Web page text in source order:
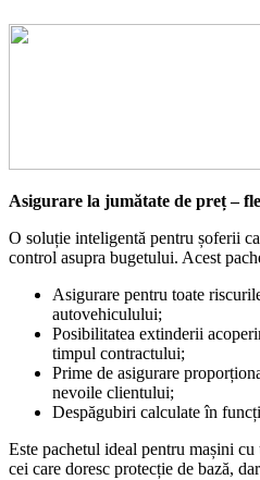
Asigurare la jumătate de preț –
O soluție inteligentă pentru șoferii
control asupra bugetului. Acest
Asigurare pentru toate
autovehiculului;
Posibilitatea extinderii
timpul contractului;
Prime de asigurare
nevoile clientului;
Despăgubiri calculate în
Este pachetul ideal pentru mașini
cei care doresc protecție de bază,